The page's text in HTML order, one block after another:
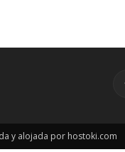
y alojada por hostoki.com